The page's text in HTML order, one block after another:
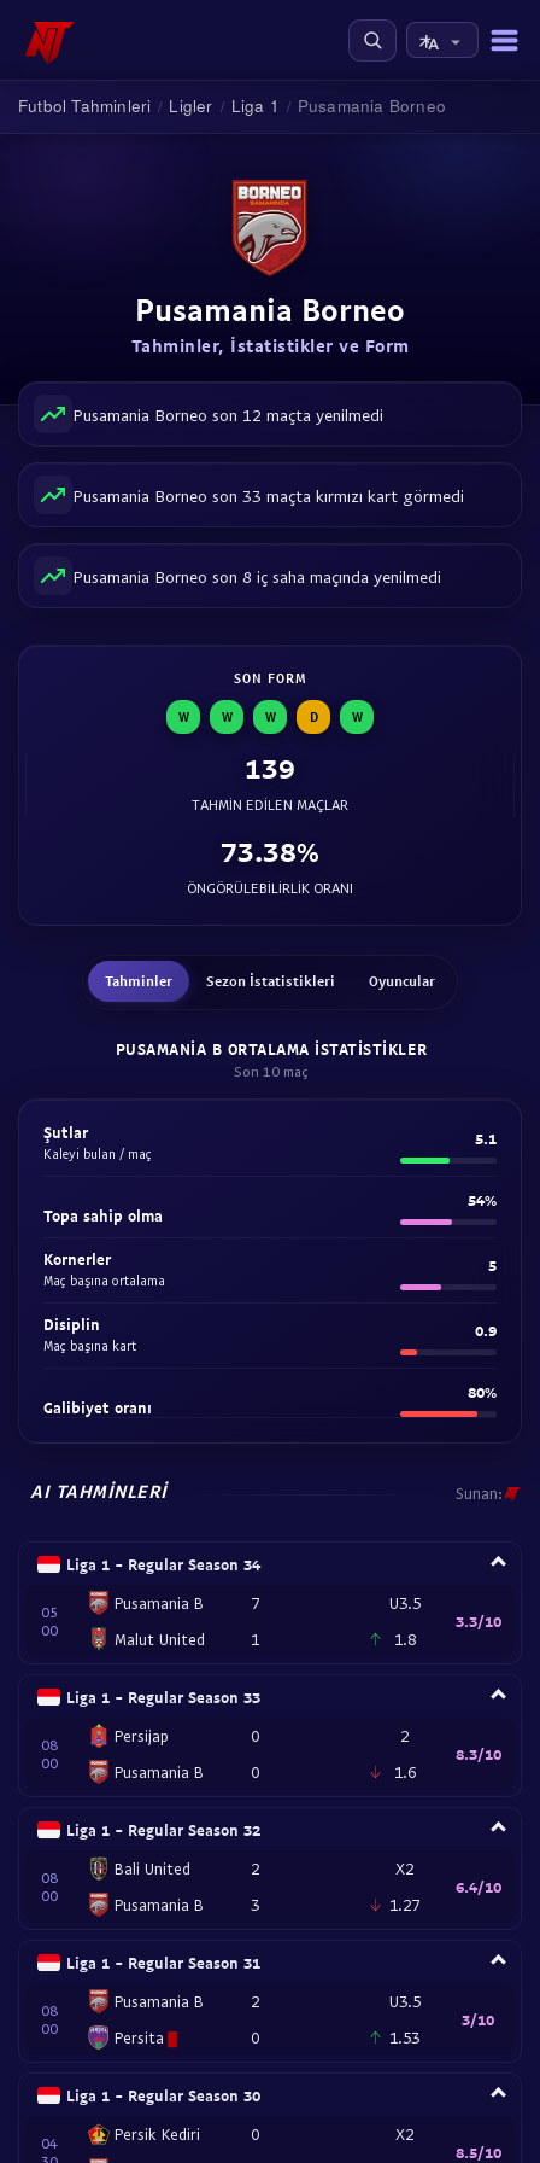
Futbol Tahminleri / Ligler / Liga 1 / Pusamania Borneo
Pusamania Borneo
Tahminler, İstatistikler ve Form
Pusamania Borneo son 12 maçta yenilmedi
Pusamania Borneo son 33 maçta kırmızı kart görmedi
Pusamania Borneo son 8 iç saha maçında yenilmedi
SON FORM
W W W D W
139
TAHMIN EDILEN MAÇLAR
73.38%
ÖNGÖRÜLEBILIRLIK ORANI
Tahminler Sezon İstatistikleri Oyuncular
PUSAMANIA B ORTALAMA ISTATISTIKLER
Son 10 maç
Şutlar
Kaleyi bulan / maç
5.1
Topa sahip olma
54%
Kornerler
Maç başına ortalama
5
Disiplin
Maç başına kart
0.9
Galibiyet oranı
80%
AI TAHMINLERI Sunan:
Liga 1 - Regular Season 34
05
00
Pusamania B
Malut United
7
1
U3.5
1.8
3.3/10
Liga 1 - Regular Season 33
08
00
Persijap
Pusamania B
0
0
2
1.6
8.3/10
Liga 1 - Regular Season 32
08
00
Bali United
Pusamania B
2
3
X2
1.27
6.4/10
Liga 1 - Regular Season 31
08
00
Pusamania B
Persita
2
0
U3.5
1.53
3/10
Liga 1 - Regular Season 30
04
Persik Kediri
0
X2
8.5/10